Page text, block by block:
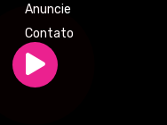
Anuncie
Contato